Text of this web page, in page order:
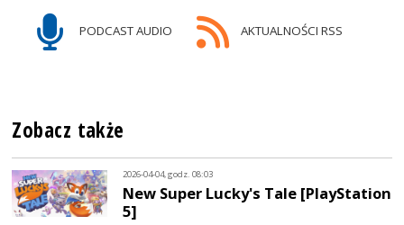
PODCAST AUDIO AKTUALNOŚCI RSS
Zobacz także
2026-04-04, godz. 08:03
New Super Lucky's Tale [PlayStation
5]